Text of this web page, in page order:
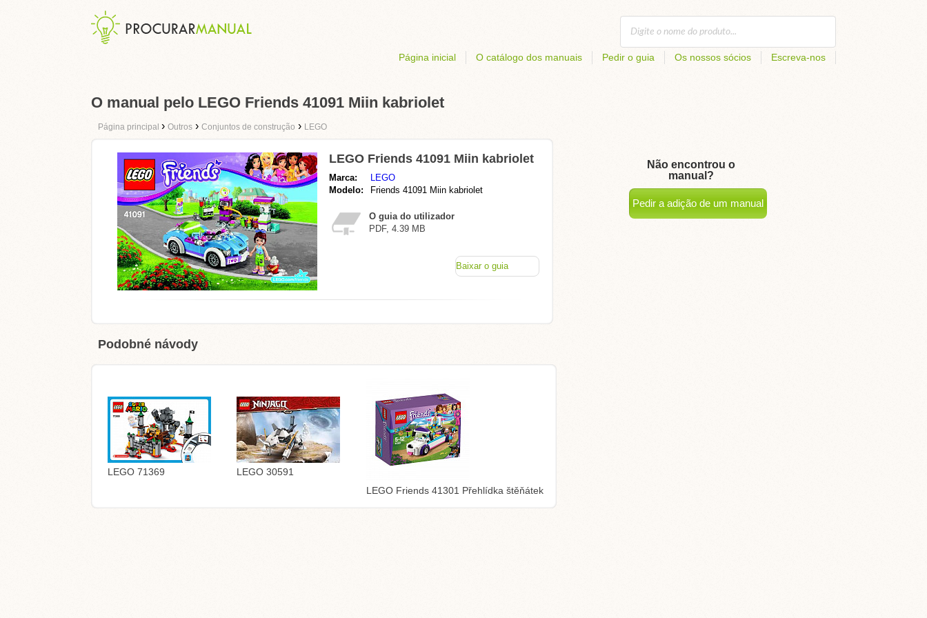
Página inicial O catálogo dos manuais Pedir o guia Os nossos sócios Escreva-nos
O manual pelo LEGO Friends 41091 Miin kabriolet
Página principal › Outros › Conjuntos de construção › LEGO
LEGO Friends 41091 Miin kabriolet
Marca:
LEGO
Modelo:
Friends 41091 Miin kabriolet
O guia do utilizador
PDF, 4.39 MB
Baixar o guia
Podobné návody
LEGO 71369
LEGO 30591
LEGO Friends 41301 Přehlídka štěňátek
Não encontrou o
manual?
Pedir a adição de um manual